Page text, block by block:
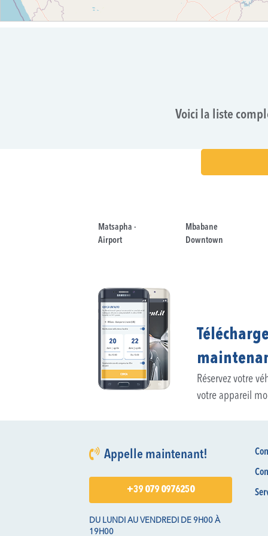
Voici la liste
Matsapha -
Airport
Mbabane
Downtown
Réservez votre
votre appareil
Appelle maintenant!
+39 079 0976250
DU LUNDI AU VENDREDI DE 9H00 À
19H00